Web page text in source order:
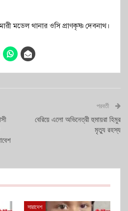
ম‌ডেল থানার ও‌সি প্রাণকৃষ্ণ দেবনাথ।
পরবর্তী
বেরিয়ে এলো অভিনেত্রী হুমায়রা হিমুর
মৃত্যু রহস্য
সারাদেশ